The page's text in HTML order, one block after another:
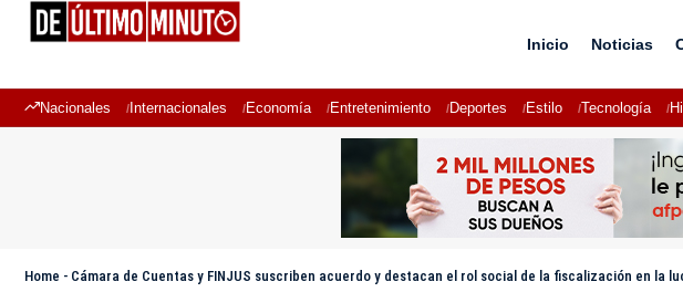
Inicio Noticias
Nacionales Internacionales Economía Entretenimiento Deportes Estilo Tecnología
Home - Cámara de Cuentas y FINJUS suscriben acuerdo y destacan el rol social de la fiscalización en la